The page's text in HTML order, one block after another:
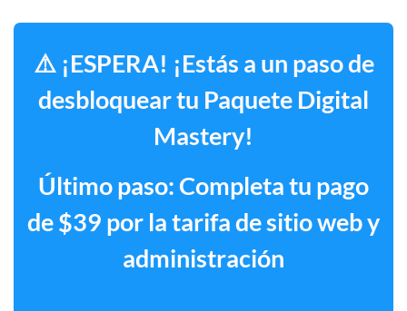
⚠️ ¡ESPERA! ¡Estás a un paso de
desbloquear tu Paquete Digital
Mastery!
Último paso: Completa tu pago
de $39 por la tarifa de sitio web y
administración